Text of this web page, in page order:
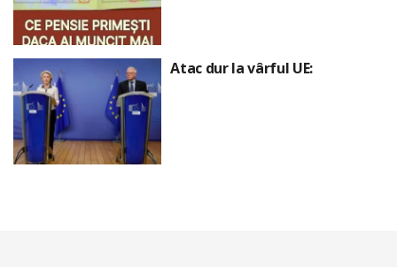
Atac dur la vârful UE: